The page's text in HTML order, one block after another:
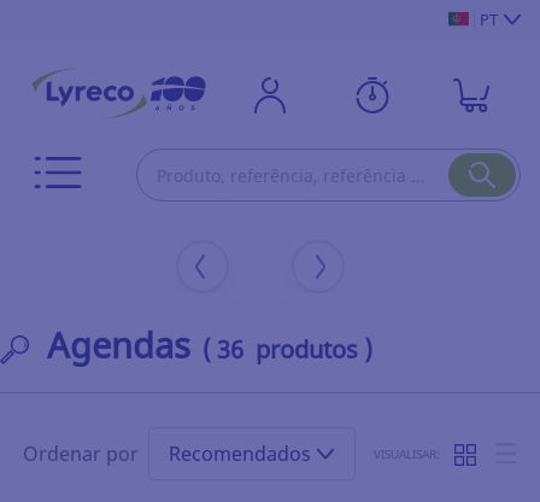
PT
Agendas ( 36 produtos )
Ordenar por Recomendados VISUALISAR: